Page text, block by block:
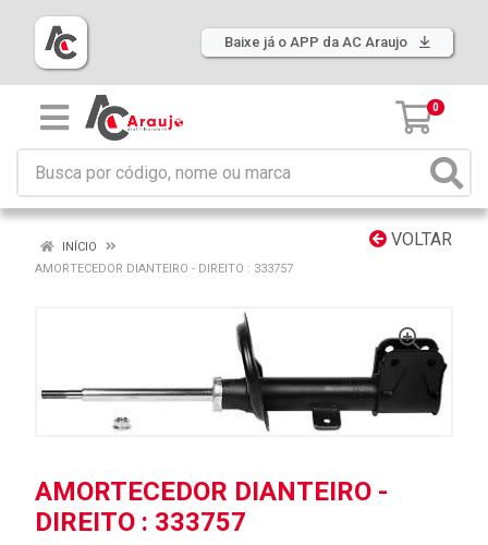
Baixe já o APP da AC Araujo
0
VOLTAR
INÍCIO
AMORTECEDOR DIANTEIRO - DIREITO : 333757
AMORTECEDOR DIANTEIRO -
DIREITO : 333757